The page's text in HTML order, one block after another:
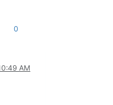
0
AM